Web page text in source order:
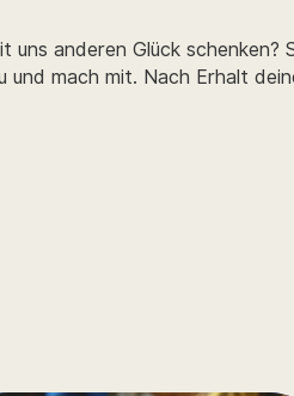
anderen Glück schenken?
und mach mit. Nach Erhalt